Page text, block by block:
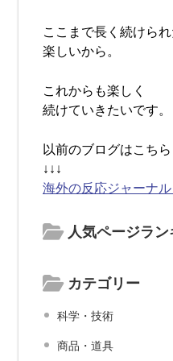
ここまで長く続けら
楽しいから。
これからも楽しく
続けていきたいです。
以前のブログはこちら
↓↓↓
海外の反応ジャーナル
人気ページラン
カテゴリー
科学・技術
商品・道具